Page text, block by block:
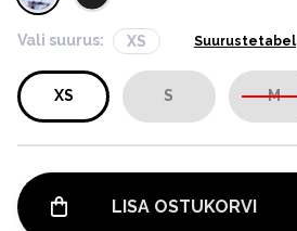
Vali suurus: XS Suurustetabel
XS S M
LISA OSTUKORVI